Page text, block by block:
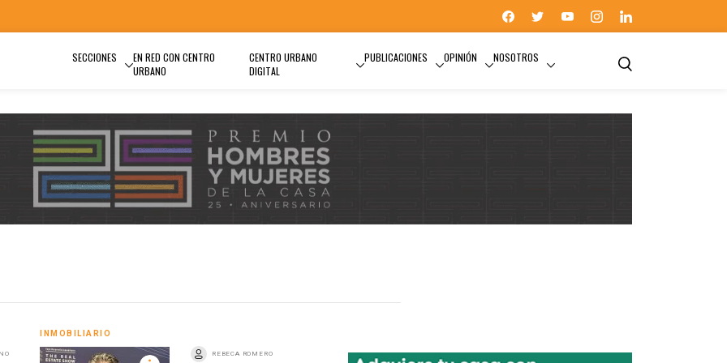
SECCIONES
EN RED CON CENTRO
URBANO
CENTRO URBANO
DIGITAL
PUBLICACIONES OPINIÓN NOSOTROS
INMOBILIARIO
REBECA ROMERO